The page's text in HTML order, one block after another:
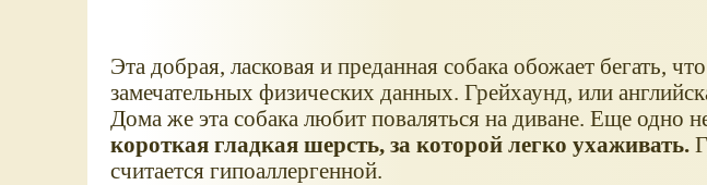
Эта добрая, ласковая и преданная собака обожает бегать,
замечательных физических данных. Грейхаунд, или
Дома же эта собака любит поваляться на диване. Еще одно
короткая гладкая шерсть, за которой легко ухаживать.
считается гипоаллергенной.